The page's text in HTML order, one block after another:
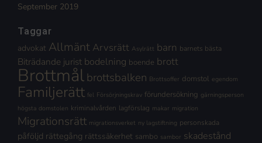
September 2019
Taggar
advokat Allmänt Arvsrätt Asylrätt barn barnets bästa
Biträdande jurist bodelning boende brott
Brottmålbrottsbalken Brottsoffer domstol egendom
Familjerätt fel Försörjningskrav förundersökning gärningsperson
högsta domstolen kriminalvården lagförslag makar migration
Migrationsrätt migrationsverket ny lagstiftning personskada
påföljd rättegång rättssäkerhet sambo sambor skadestånd